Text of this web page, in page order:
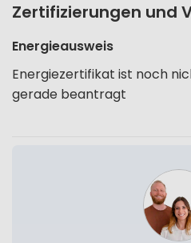
Zertifizierungen und
Energieausweis
Energiezertifikat ist noch
gerade beantragt